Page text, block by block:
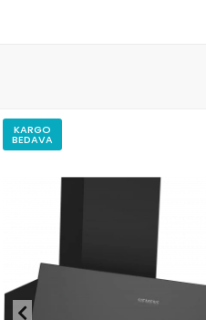
KARGO
BEDAVA